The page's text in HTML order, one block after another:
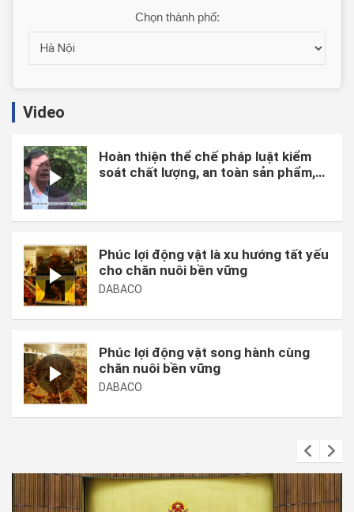
Chọn thành phố:
Video
Hoàn thiện thể chế pháp luật kiểm
soát chất lượng, an toàn sản phẩm,
Phúc lợi động vật là xu hướng tất yếu
cho chăn nuôi bền vững
DABACO
Phúc lợi động vật song hành cùng
chăn nuôi bền vững
DABACO